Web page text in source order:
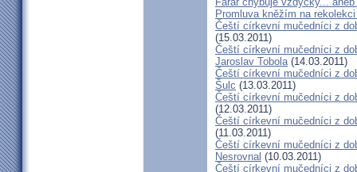
Promluva kněžím na
Čeští církevní mučedníci z
(15.03.2011)
Čeští církevní mučedníci z
Jaroslav Tobola(14.03.2011)
Čeští církevní mučedníci z
Šulc (13.03.2011)
Čeští církevní mučedníci z
(12.03.2011)
Čeští církevní mučedníci z
(11.03.2011)
Čeští církevní mučedníci z
Nesrovnal (10.03.2011)
Čeští církevní mučedníci z